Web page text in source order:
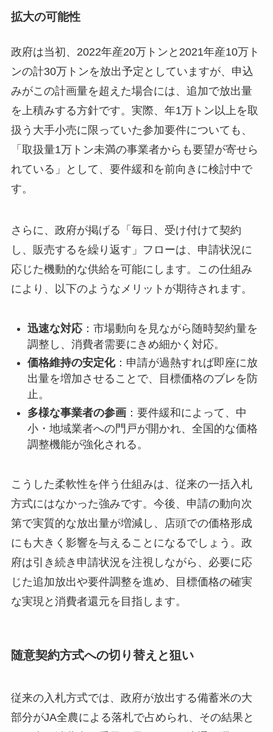
拡大の可能性
政府は当初、2022年産20万トンと2021年産10万ト
ンの計30万トンを放出予定としていますが、申込
みがこの計画量を超えた場合には、追加で放出量
を上積みする方針です。実際、年1万トン以上を取
扱う大手小売に限っていた参加要件についても、
「取扱量1万トン未満の事業者からも要望が寄せら
れている」として、要件緩和を前向きに検討中で
す。
さらに、政府が掲げる「毎日、受け付けて契約
し、販売するを繰り返す」フローは、申請状況に
応じた機動的な供給を可能にします。この仕組み
により、以下のようなメリットが期待されます。
迅速な対応：市場動向を見ながら随時契約量を
調整し、消費者需要にきめ細かく対応。
価格維持の安定化：申請が過熱すれば即座に放
出量を増加させることで、目標価格のブレを防
止。
多様な事業者の参画：要件緩和によって、中
小・地域業者への門戸が開かれ、全国的な価格
調整機能が強化される。
こうした柔軟性を伴う仕組みは、従来の一括入札
方式にはなかった強みです。今後、申請の動向次
第で実質的な放出量が増減し、店頭での価格形成
にも大きく影響を与えることになるでしょう。政
府は引き続き申請状況を注視しながら、必要に応
じた追加放出や要件調整を進め、目標価格の確実
な実現と消費者還元を目指します。
随意契約方式への切り替えと狙い
従来の入札方式では、政府が放出する備蓄米の大
部分がJA全農による落札で占められ、その結果と